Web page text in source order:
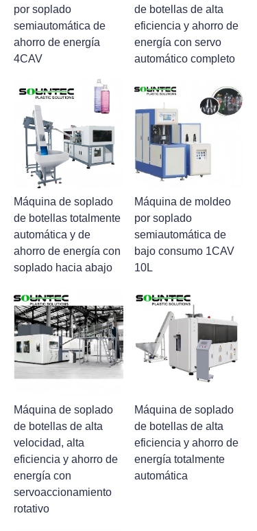
por soplado
semiautomática de
ahorro de energía
4CAV
de botellas de alta
eficiencia y ahorro de
energía con servo
automático completo
Máquina de soplado
de botellas totalmente
automática y de
ahorro de energía con
soplado hacia abajo
Máquina de moldeo
por soplado
semiautomática de
bajo consumo 1CAV
10L
Máquina de soplado
de botellas de alta
velocidad, alta
eficiencia y ahorro de
energía con
servoaccionamiento
rotativo
Máquina de soplado
de botellas de alta
eficiencia y ahorro de
energía totalmente
automática